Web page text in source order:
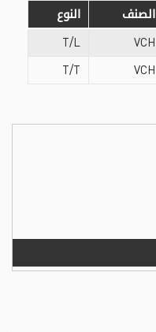
الصنف
النوع
VCH
T/L
VCH
T/T